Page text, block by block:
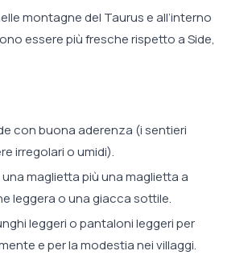
montagne del Taurus e all’interno
essere più fresche rispetto a Side,
con buona aderenza (i sentieri
irregolari o umidi).
maglietta più una maglietta a
leggera o una giacca sottile.
leggeri o pantaloni leggeri per
e per la modestia nei villaggi.